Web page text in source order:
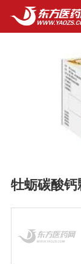
牡蛎碳酸钙